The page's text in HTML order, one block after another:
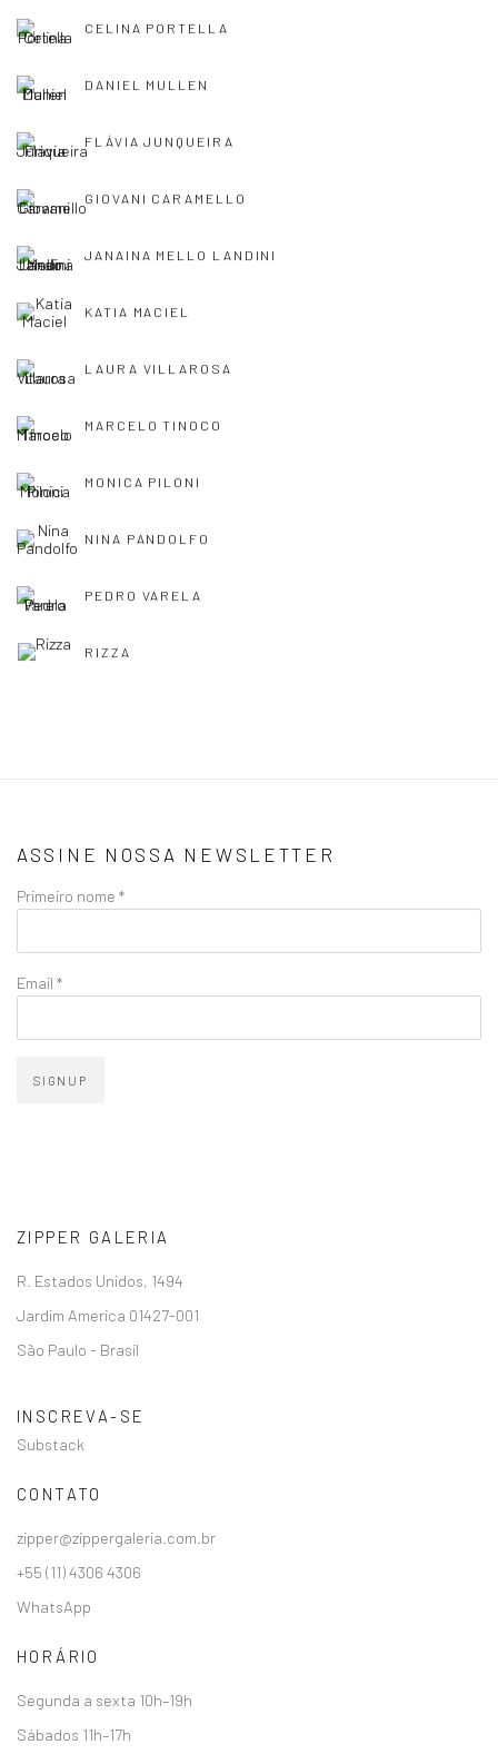
CELINA PORTELLA
DANIEL MULLEN
FLÁVIA JUNQUEIRA
GIOVANI CARAMELLO
JANAINA MELLO LANDINI
KATIA MACIEL
LAURA VILLAROSA
MARCELO TINOCO
MONICA PILONI
NINA PANDOLFO
PEDRO VARELA
RIZZA
ASSINE NOSSA NEWSLETTER
Primeiro nome *
Email *
SIGNUP
ZIPPER GALERIA
R. Estados Unidos, 1494
Jardim America 01427-001
São Paulo - Brasil
INSCREVA-SE
Substack
CONTATO
zipper@zippergaleria.com.br
+55 (11) 4306 4306
WhatsApp
HORÁRIO
Segunda a sexta 10h–19h
Sábados 11h–17h